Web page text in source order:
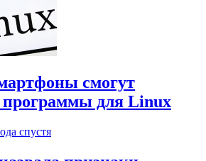
смогут
программы для Linux
спустя